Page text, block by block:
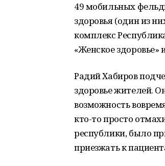
49 мобильных
здоровья (один из
комплекс
«Женское
Радий Хабиров
здоровье жителей.
возможность
кто-то просто
республики, было
приезжать к